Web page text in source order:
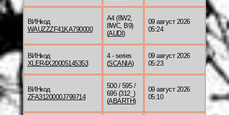
ВИНкод
WAUZZZF41KA790000
A4 (8W2,
8WC, B9)
(AUDI)
09 август 2026
05:24
ВИНкод
XLER4X20005145353
4 - series
(SCANIA)
09 август 2026
05:23
ВИНкод
ZFA3120000J799714
500 / 595 /
695 (312_)
(ABARTH)
09 август 2026
05:10